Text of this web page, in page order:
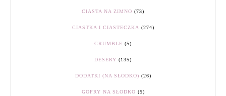
CIASTA NA ZIMNO (73)
CIASTKA I CIASTECZKA (274)
CRUMBLE (5)
DESERY (135)
DODATKI (NA SŁODKO) (26)
GOFRY NA SŁODKO (5)